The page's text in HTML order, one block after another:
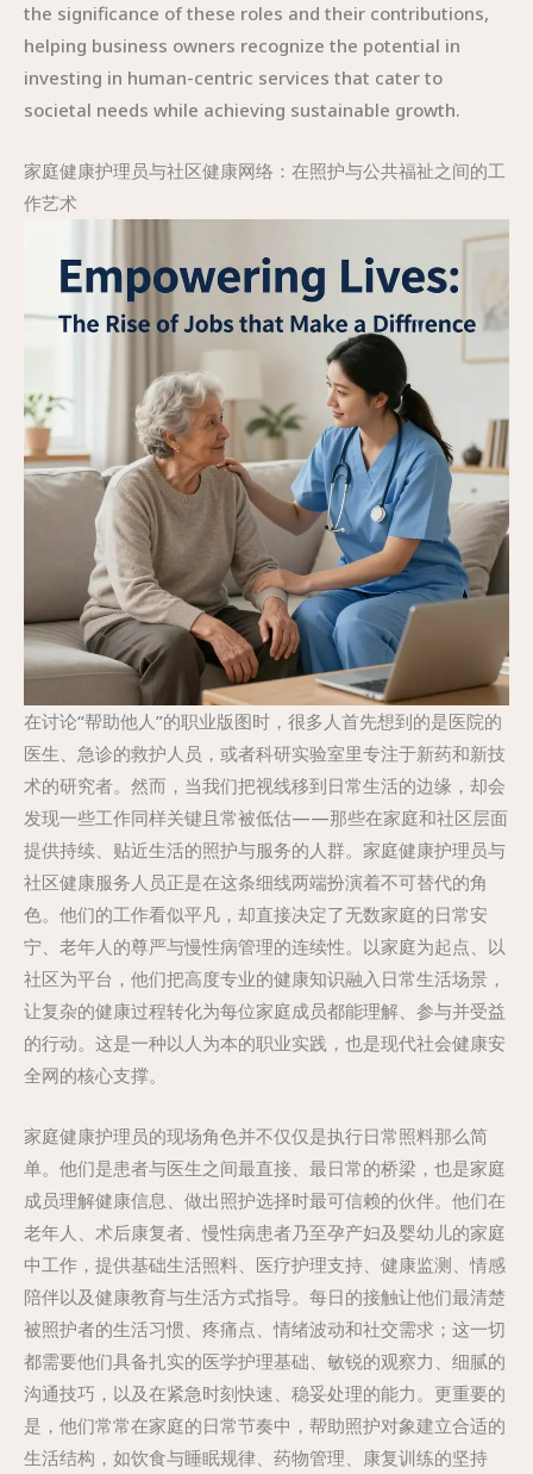
the significance of these roles and their contributions,
helping business owners recognize the potential in
investing in human-centric services that cater to
societal needs while achieving sustainable growth.
家庭健康护理员与社区健康网络：在照护与公共福祉之间的工
作艺术
在讨论“帮助他人”的职业版图时，很多人首先想到的是医院的
医生、急诊的救护人员，或者科研实验室里专注于新药和新技
术的研究者。然而，当我们把视线移到日常生活的边缘，却会
发现一些工作同样关键且常被低估——那些在家庭和社区层面
提供持续、贴近生活的照护与服务的人群。家庭健康护理员与
社区健康服务人员正是在这条细线两端扮演着不可替代的角
色。他们的工作看似平凡，却直接决定了无数家庭的日常安
宁、老年人的尊严与慢性病管理的连续性。以家庭为起点、以
社区为平台，他们把高度专业的健康知识融入日常生活场景，
让复杂的健康过程转化为每位家庭成员都能理解、参与并受益
的行动。这是一种以人为本的职业实践，也是现代社会健康安
全网的核心支撑。
家庭健康护理员的现场角色并不仅仅是执行日常照料那么简
单。他们是患者与医生之间最直接、最日常的桥梁，也是家庭
成员理解健康信息、做出照护选择时最可信赖的伙伴。他们在
老年人、术后康复者、慢性病患者乃至孕产妇及婴幼儿的家庭
中工作，提供基础生活照料、医疗护理支持、健康监测、情感
陪伴以及健康教育与生活方式指导。每日的接触让他们最清楚
被照护者的生活习惯、疼痛点、情绪波动和社交需求；这一切
都需要他们具备扎实的医学护理基础、敏锐的观察力、细腻的
沟通技巧，以及在紧急时刻快速、稳妥处理的能力。更重要的
是，他们常常在家庭的日常节奏中，帮助照护对象建立合适的
生活结构，如饮食与睡眠规律、药物管理、康复训练的坚持